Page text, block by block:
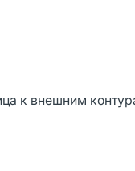
к внешним